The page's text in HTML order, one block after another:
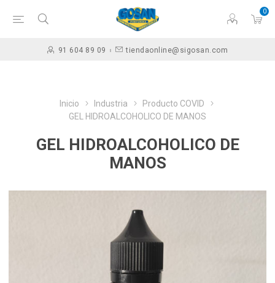
0
91 604 89 09 tiendaonline@sigosan.com
Inicio Industria
Producto COVID
GEL HIDROALCOHOLICO DE MANOS
GEL HIDROALCOHOLICO DE
MANOS